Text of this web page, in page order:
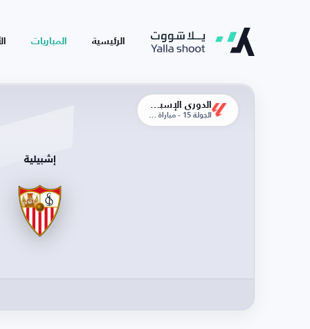
الرئيسية المباريات
الجولة 15 - مباراة الذهاب
إشبيلية